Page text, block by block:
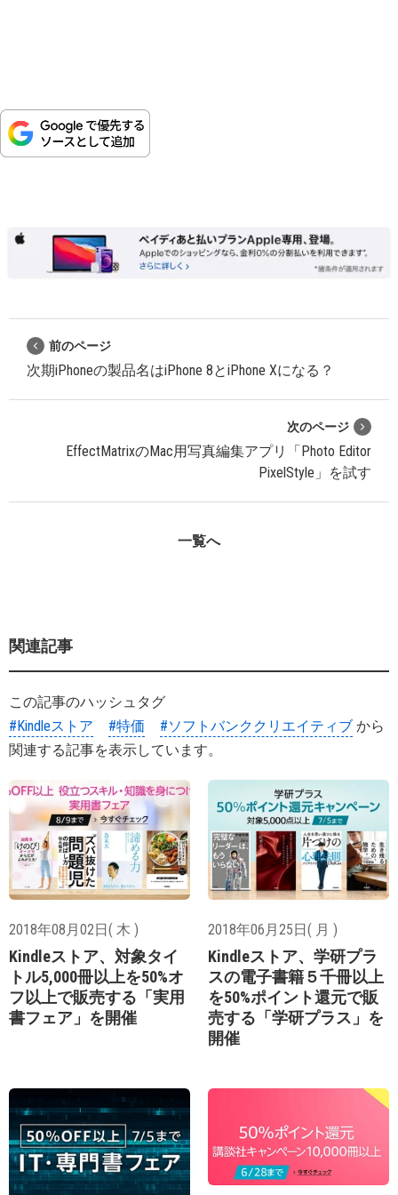
前のページ
次期iPhoneの製品名はiPhone 8とiPhone Xになる？
次のページ
EffectMatrixのMac用写真編集アプリ「Photo Editor
PixelStyle」を試す
一覧へ
関連記事
この記事のハッシュタグ
#Kindleストア
#特価 #ソフトバンククリエイティブ から
関連する記事を表示しています。
2018年08月02日( 木 )
Kindleストア、対象タイ
トル5,000冊以上を50%オ
フ以上で販売する「実用
書フェア」を開催
2018年06月25日( 月 )
Kindleストア、学研プラ
スの電子書籍５千冊以上
を50%ポイント還元で販
売する「学研プラス」を
開催